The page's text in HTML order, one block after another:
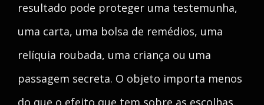
resultado pode proteger uma testemunha,
uma carta, uma bolsa de remédios, uma
relíquia roubada, uma criança ou uma
passagem secreta. O objeto importa menos
do que o efeito que tem sobre as escolhas.